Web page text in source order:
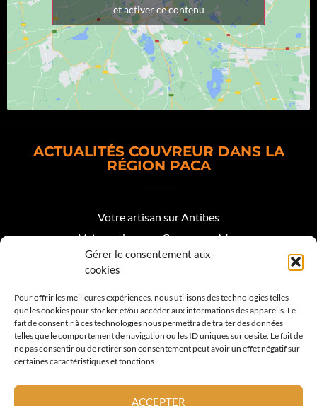
Gérer le consentement aux
cookies
Pour offrir les meilleures expériences, nous utilisons des technologies telles
que les cookies pour stocker et/ou accéder aux informations des appareils. Le
fait de consentir à ces technologies nous permettra de traiter des données
telles que le comportement de navigation ou les ID uniques sur ce site. Le fait de
ne pas consentir ou de retirer son consentement peut avoir un effet négatif sur
certaines caractéristiques et fonctions.
ACCEPTER
et activer ce contenu
ACTUALITÉS COUVREUR DANS LA
RÉGION PACA
Votre artisan sur Antibes
Votre artisan sur Cagnes sur Mer
Votre artisan sur Biot
Votre artisan Roquefort les Pins
Votre artisan sur Valbonne